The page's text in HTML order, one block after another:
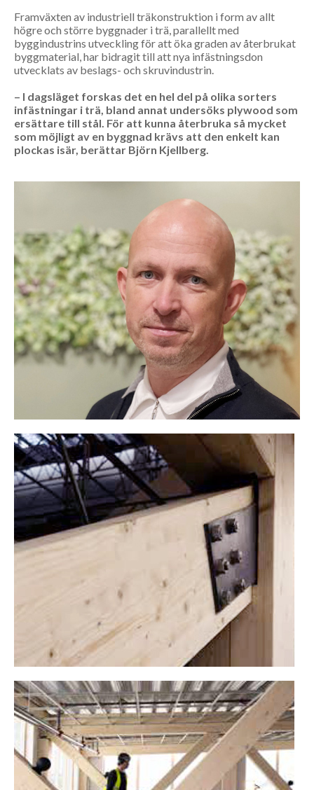
Framväxten av industriell träkonstruktion i form av allt
högre och större byggnader i trä, parallellt med
byggindustrins utveckling för att öka graden av återbrukat
byggmaterial, har bidragit till att nya infästningsdon
utvecklats av beslags- och skruvindustrin.
– I dagsläget forskas det en hel del på olika sorters
infästningar i trä, bland annat undersöks plywood som
ersättare till stål. För att kunna återbruka så mycket
som möjligt av en byggnad krävs att den enkelt kan
plockas isär, berättar Björn Kjellberg.